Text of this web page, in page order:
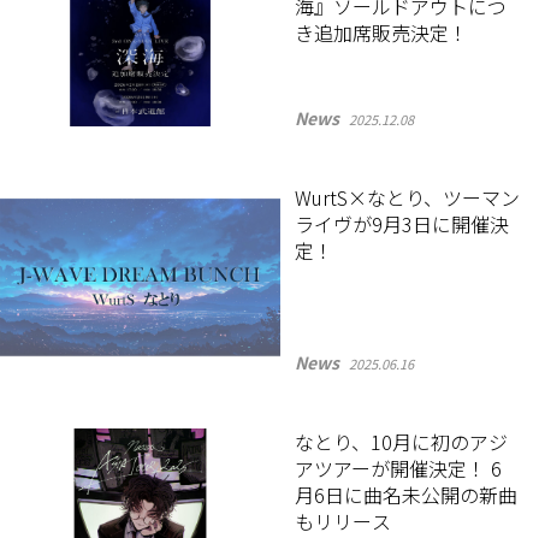
き追加席販売決定！
News 2025.12.08
WurtS×なとり、ツーマン
ライヴが9月3日に開催決
定！
News 2025.06.16
なとり、10月に初のアジ
アツアーが開催決定！ 6
月6日に曲名未公開の新曲
もリリース